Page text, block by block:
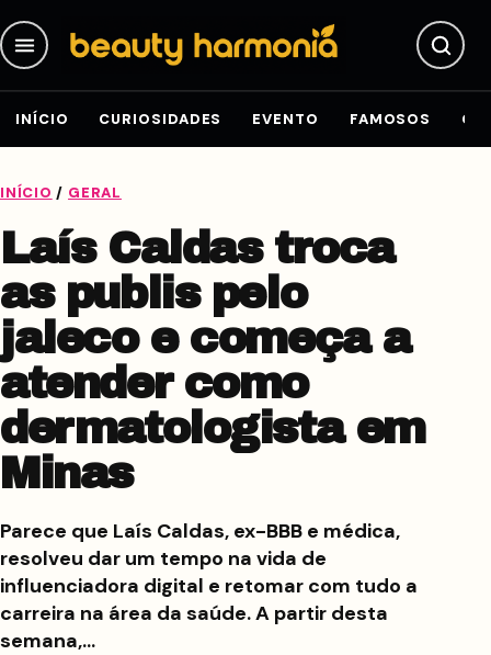
INÍCIO CURIOSIDADES EVENTO FAMOSOS
INÍCIO / GERAL
Laís Caldas troca
as publis pelo
jaleco e começa a
atender como
dermatologista em
Minas
Parece que Laís Caldas, ex-BBB e médica,
resolveu dar um tempo na vida de
influenciadora digital e retomar com tudo a
carreira na área da saúde. A partir desta
semana,…